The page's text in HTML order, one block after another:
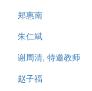
郑惠南
朱仁斌
谢周清, 特邀教师
赵子福